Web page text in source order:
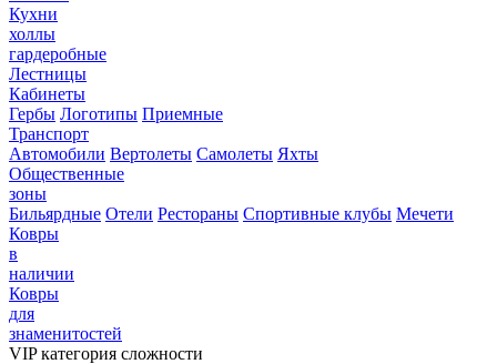
Кухни
холлы
гардеробные
Лестницы
Кабинеты
Гербы Логотипы Приемные
Транспорт
Автомобили Вертолеты Самолеты Яхты
Общественные
зоны
Бильярдные Отели Рестораны Спортивные клубы Мечети
Ковры
в
наличии
Ковры
для
знаменитостей
VIP категория сложности